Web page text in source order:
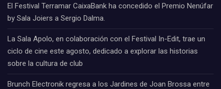
El Festival Terramar CaixaBank ha concedido el Premio Nenúfar
by Sala Joiers a Sergio Dalma.
La Sala Apolo, en colaboración con el Festival In-Edit, trae un
ciclo de cine este agosto, dedicado a explorar las historias
sobre la cultura de club
Brunch Electronik regresa a los Jardines de Joan Brossa entre